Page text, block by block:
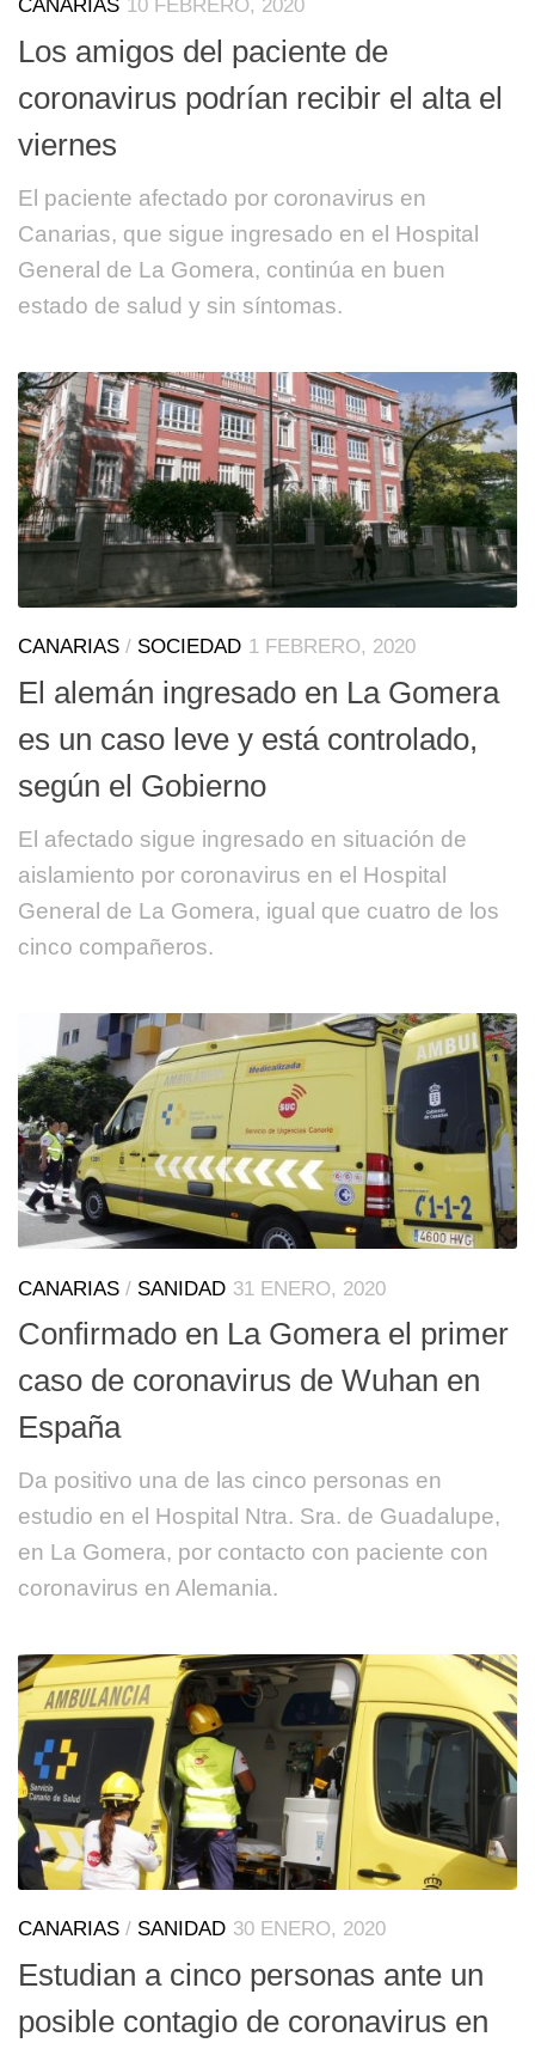
CANARIAS 10 FEBRERO, 2020
Los amigos del paciente de
coronavirus podrían recibir el alta el
viernes
El paciente afectado por coronavirus en
Canarias, que sigue ingresado en el Hospital
General de La Gomera, continúa en buen
estado de salud y sin síntomas.
CANARIAS / SOCIEDAD 1 FEBRERO, 2020
El alemán ingresado en La Gomera
es un caso leve y está controlado,
según el Gobierno
El afectado sigue ingresado en situación de
aislamiento por coronavirus en el Hospital
General de La Gomera, igual que cuatro de los
cinco compañeros.
CANARIAS / SANIDAD 31 ENERO, 2020
Confirmado en La Gomera el primer
caso de coronavirus de Wuhan en
España
Da positivo una de las cinco personas en
estudio en el Hospital Ntra. Sra. de Guadalupe,
en La Gomera, por contacto con paciente con
coronavirus en Alemania.
CANARIAS / SANIDAD 30 ENERO, 2020
Estudian a cinco personas ante un
posible contagio de coronavirus en